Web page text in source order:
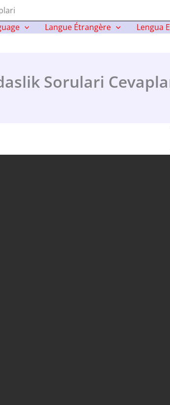
Langue Étrangère Lengua
Sorulari